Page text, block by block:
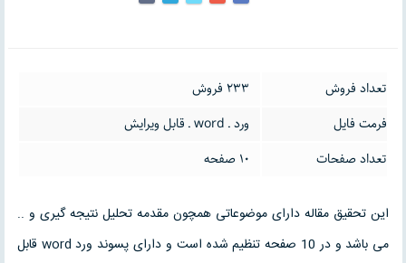
تعداد فروش
233 فروش
فرمت فایل
ورد ـ word ـ قابل ویرایش
تعداد صفحات
10 صفحه
این تحقیق مقاله دارای موضوعاتی همچون مقدمه تحلیل نتیجه گیری و ..
می باشد و در 10 صفحه تنظیم شده است و دارای پسوند ورد word قابل